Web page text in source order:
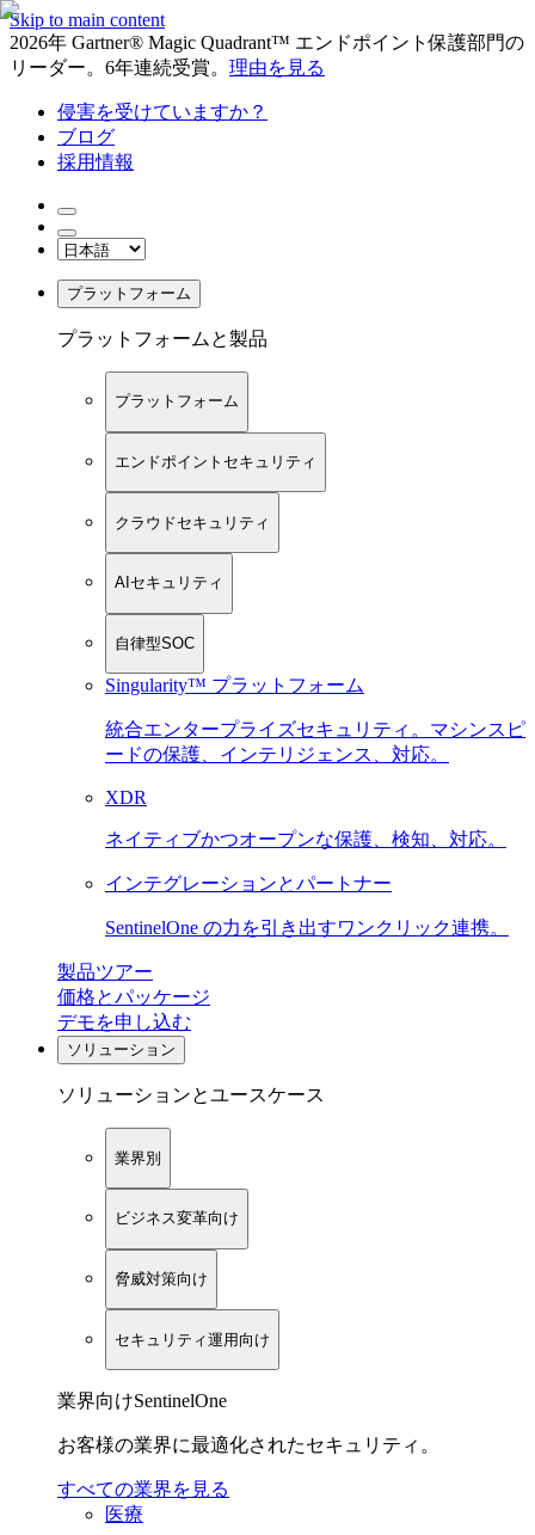
Skip to main content
2026年 Gartner® Magic Quadrant™ エンドポイント保護部門の
リーダー。6年連続受賞。 理由を見る
侵害を受けていますか？
ブログ
採用情報
プラットフォーム
プラットフォームと製品
プラットフォーム
エンドポイントセキュリティ
クラウドセキュリティ
AIセキュリティ
自律型SOC
Singularity™ プラットフォーム
統合エンタープライズセキュリティ。マシンスピ
ードの保護、インテリジェンス、対応。
XDR
ネイティブかつオープンな保護、検知、対応。
インテグレーションとパートナー
SentinelOne の力を引き出すワンクリック連携。
製品ツアー
価格とパッケージ
デモを申し込む
ソリューション
ソリューションとユースケース
業界別
ビジネス変革向け
脅威対策向け
セキュリティ運用向け
業界向けSentinelOne
お客様の業界に最適化されたセキュリティ。
すべての業界を見る
医療